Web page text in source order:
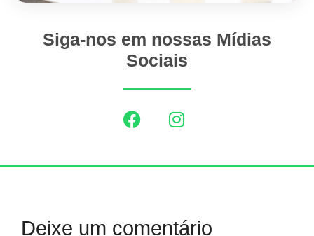
Siga-nos em nossas Mídias
Sociais
Deixe um comentário